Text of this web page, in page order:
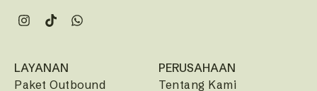
LAYANAN
Paket Outbound
PERUSAHAAN
Tentang Kami